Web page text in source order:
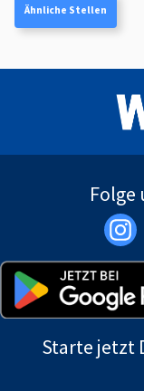
Ähnliche Stellen
Folge
Starte jetzt